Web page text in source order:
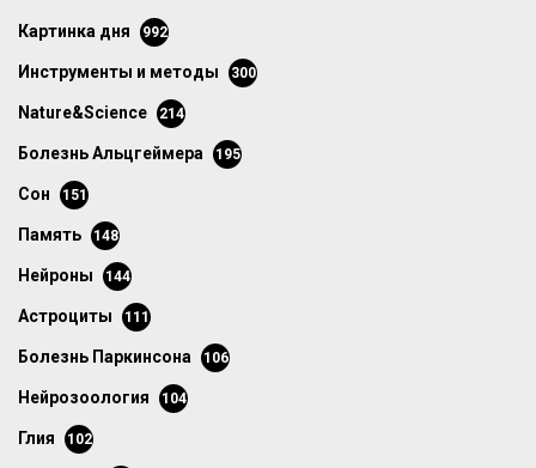
картинка дня 992
инструменты и методы 300
Nature&Science 214
болезнь Альцгеймера 195
сон 151
память 148
нейроны 144
астроциты 111
болезнь Паркинсона 106
нейрозоология 104
глия 102